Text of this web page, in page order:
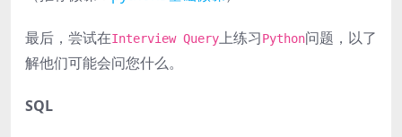
最后，尝试在Interview Query上练习Python问题，以了
解他们可能会问您什么。
SQL